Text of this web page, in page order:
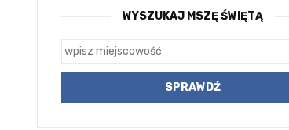
WYSZUKAJ MSZĘ ŚWIĘTĄ